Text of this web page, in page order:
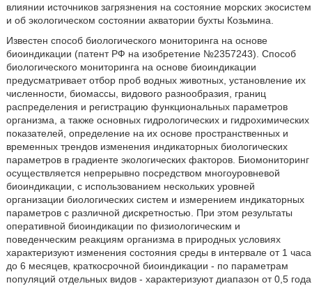
влиянии источников загрязнения на состояние морских экосистем
и об экологическом состоянии акватории бухты Козьмина.
Известен способ биологического мониторинга на основе
биоиндикации (патент РФ на изобретение №2357243). Способ
биологического мониторинга на основе биоиндикации
предусматривает отбор проб водных животных, установление их
численности, биомассы, видового разнообразия, границ
распределения и регистрацию функциональных параметров
организма, а также основных гидрологических и гидрохимических
показателей, определение на их основе пространственных и
временных трендов изменения индикаторных биологических
параметров в градиенте экологических факторов. Биомониторинг
осуществляется непрерывно посредством многоуровневой
биоиндикации, с использованием нескольких уровней
организации биологических систем и измерением индикаторных
параметров с различной дискретностью. При этом результаты
оперативной биоиндикации по физиологическим и
поведенческим реакциям организма в природных условиях
характеризуют изменения состояния среды в интервале от 1 часа
до 6 месяцев, краткосрочной биоиндикации - по параметрам
популяций отдельных видов - характеризуют диапазон от 0,5 года